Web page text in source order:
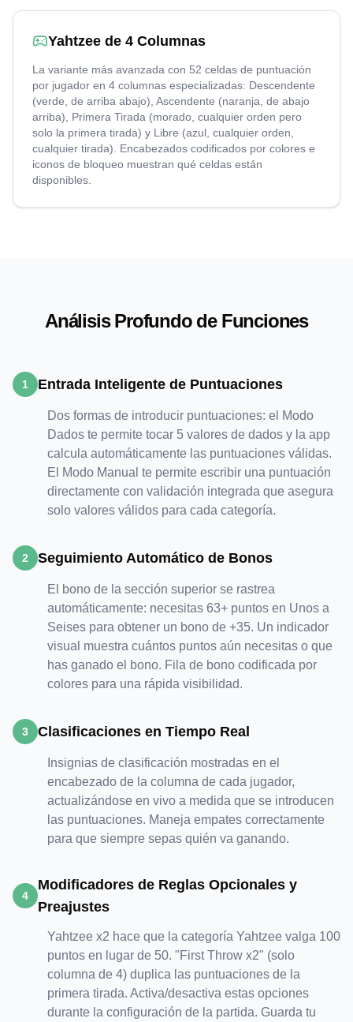
Yahtzee de 4 Columnas
La variante más avanzada con 52 celdas de puntuación
por jugador en 4 columnas especializadas: Descendente
(verde, de arriba abajo), Ascendente (naranja, de abajo
arriba), Primera Tirada (morado, cualquier orden pero
solo la primera tirada) y Libre (azul, cualquier orden,
cualquier tirada). Encabezados codificados por colores e
iconos de bloqueo muestran qué celdas están
disponibles.
Análisis Profundo de Funciones
1 Entrada Inteligente de Puntuaciones
Dos formas de introducir puntuaciones: el Modo
Dados te permite tocar 5 valores de dados y la app
calcula automáticamente las puntuaciones válidas.
El Modo Manual te permite escribir una puntuación
directamente con validación integrada que asegura
solo valores válidos para cada categoría.
2 Seguimiento Automático de Bonos
El bono de la sección superior se rastrea
automáticamente: necesitas 63+ puntos en Unos a
Seises para obtener un bono de +35. Un indicador
visual muestra cuántos puntos aún necesitas o que
has ganado el bono. Fila de bono codificada por
colores para una rápida visibilidad.
3 Clasificaciones en Tiempo Real
Insignias de clasificación mostradas en el
encabezado de la columna de cada jugador,
actualizándose en vivo a medida que se introducen
las puntuaciones. Maneja empates correctamente
para que siempre sepas quién va ganando.
4
Modificadores de Reglas Opcionales y
Preajustes
Yahtzee x2 hace que la categoría Yahtzee valga 100
puntos en lugar de 50. "First Throw x2" (solo
columna de 4) duplica las puntuaciones de la
primera tirada. Activa/desactiva estas opciones
durante la configuración de la partida. Guarda tu